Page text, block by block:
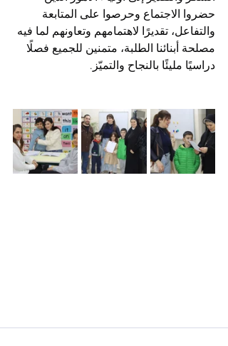
حضروا الاجتماع وحرصوا على المتابعة
والتفاعل، تقديرًا لاهتمامهم وتعاونهم لما فيه
مصلحة أبنائنا الطلبة، متمنين للجميع فصلًا
دراسيًا مليئًا بالنجاح والتميّز.